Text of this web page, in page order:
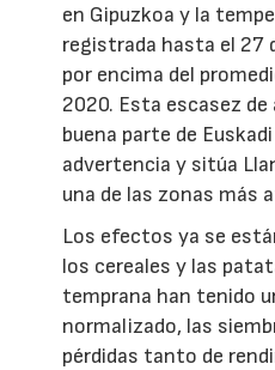
en Gipuzkoa y la
registrada hasta el 27
por encima del
2020. Esta escasez
buena parte de
advertencia y sitúa
una de las zonas más
Los efectos ya se
los cereales y las
temprana han tenido
normalizado, las
pérdidas tanto de